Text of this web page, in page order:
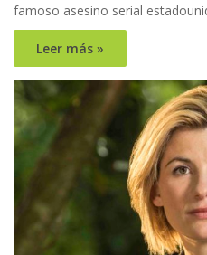
famoso asesino serial
Leer más »